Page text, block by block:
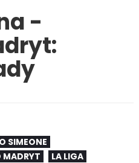
-
SIMEONE
MADRYT
LA LIGA